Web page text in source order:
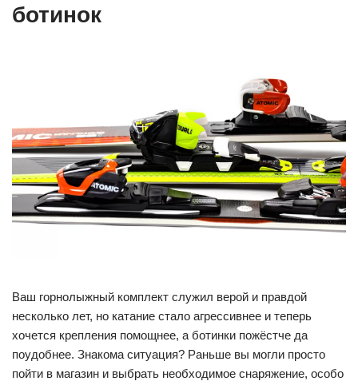
ботинок
Ваш горнолыжный комплект служил верой и правдой
несколько лет, но катание стало агрессивнее и теперь
хочется крепления помощнее, а ботинки пожёстче да
поудобнее. Знакома ситуация? Раньше вы могли просто
пойти в магазин и выбрать необходимое снаряжение, особо